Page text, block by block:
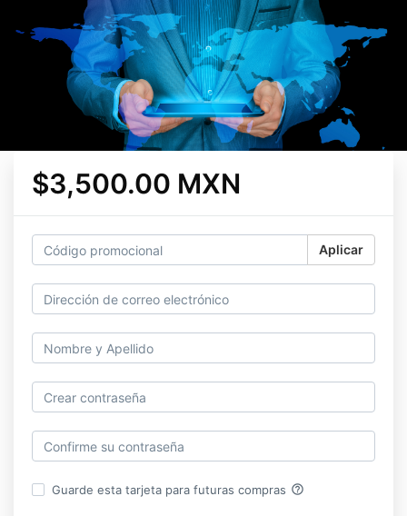
$3,500.00 MXN
Aplicar
Guarde esta tarjeta para futuras compras help_outline